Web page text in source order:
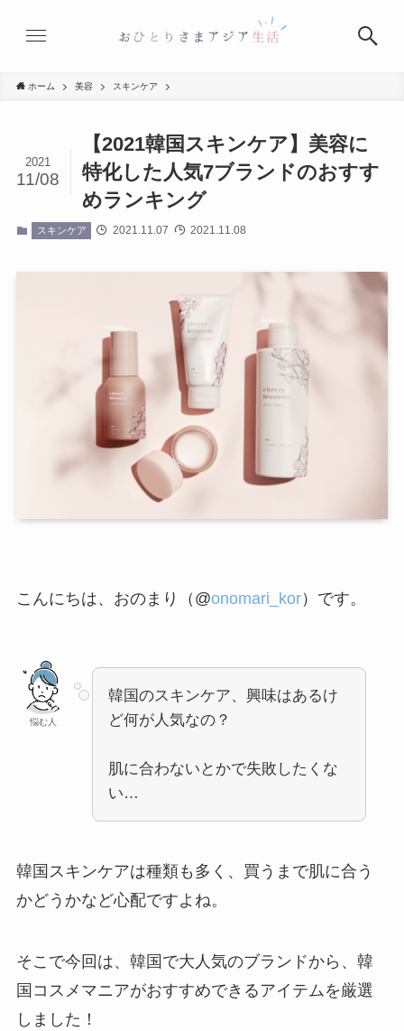
ホーム 美容 スキンケア
【2021韓国スキンケア】美容に
特化した人気7ブランドのおすす
めランキング
2021
11/08
スキンケア 2021.11.07 2021.11.08
こんにちは、おのまり（@onomari_kor）です。
悩む人
韓国のスキンケア、興味はあるけ
ど何が人気なの？
肌に合わないとかで失敗したくな
い…
韓国スキンケアは種類も多く、買うまで肌に合う
かどうかなど心配ですよね。
そこで今回は、韓国で大人気のブランドから、韓
国コスメマニアがおすすめできるアイテムを厳選
しました！